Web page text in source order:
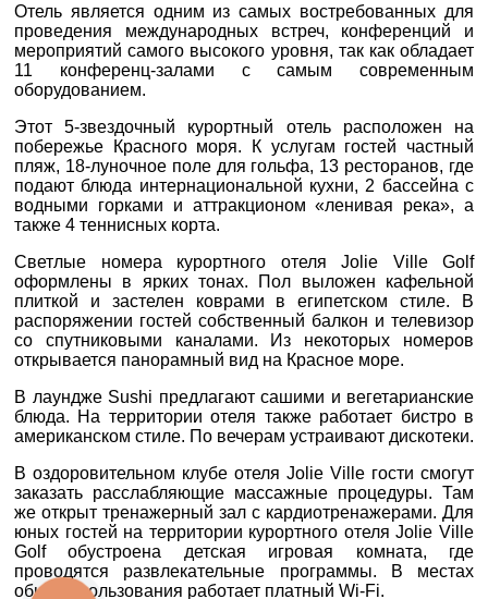
пр. Соборний 216
+38 (067) 180-32-43,
+38 (099) 180-32-43,
0800 33 01 80
zp_city@aventour.ua
Пн. - Пт. 9:00 - 18:00
Сб 10:00 - 15:00
Харків
+38 (067) 180-32-43,
+38 (099) 180-32-43,
+38 (093) 180-32-43,
0800 33 01 80
kh_city@aventour.ua
Пн. - Пт. 9:00 - 18:00
Сб 10:00 - 15:00
Отель является одним из самых востребованных для
проведения международных встреч, конференций и
мероприятий самого высокого уровня, так как обладает
11 конференц-залами с самым современным
оборудованием.
Этот 5-звездочный курортный отель расположен на
побережье Красного моря. К услугам гостей частный
пляж, 18-луночное поле для гольфа, 13 ресторанов, где
подают блюда интернациональной кухни, 2 бассейна с
водными горками и аттракционом «ленивая река», а
также 4 теннисных корта.
Светлые номера курортного отеля Jolie Ville Golf
оформлены в ярких тонах. Пол выложен кафельной
плиткой и застелен коврами в египетском стиле. В
распоряжении гостей собственный балкон и телевизор
со спутниковыми каналами. Из некоторых номеров
открывается панорамный вид на Красное море.
В лаундже Sushi предлагают сашими и вегетарианские
блюда. На территории отеля также работает бистро в
американском стиле. По вечерам устраивают дискотеки.
В оздоровительном клубе отеля Jolie Ville гости смогут
заказать расслабляющие массажные процедуры. Там
же открыт тренажерный зал с кардиотренажерами. Для
юных гостей на территории курортного отеля Jolie Ville
Golf обустроена детская игровая комната, где
проводятся развлекательные программы. В местах
общего пользования работает платный Wi-Fi.
*E-MAIL
ТЕЛЕФОН
ДЕ ПРОЖИВАЄТЕ
*поля обов'язкові для
заповнення